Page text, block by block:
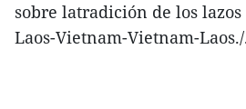
sobre latradición de los
Laos-Vietnam-Vietnam-